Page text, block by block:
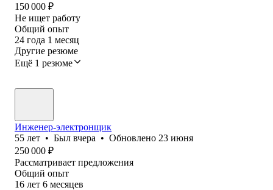
150 000 ₽
Не ищет работу
Общий опыт
24 года 1 месяц
Другие резюме
Ещё 1 резюме
Инженер-электронщик
55 лет • Был вчера • Обновлено 23 июня
250 000 ₽
Рассматривает предложения
Общий опыт
16 лет 6 месяцев